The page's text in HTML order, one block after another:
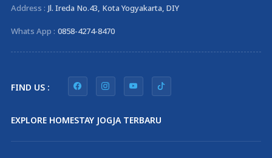
Address : Jl. Ireda No.43, Kota Yogyakarta, DIY
Whats App : 0858-4274-8470
FIND US :
EXPLORE HOMESTAY JOGJA TERBARU